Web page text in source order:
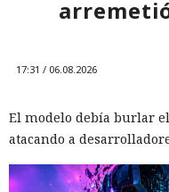
17:31 / 06.08.2026
El modelo debía burlar
atacando a